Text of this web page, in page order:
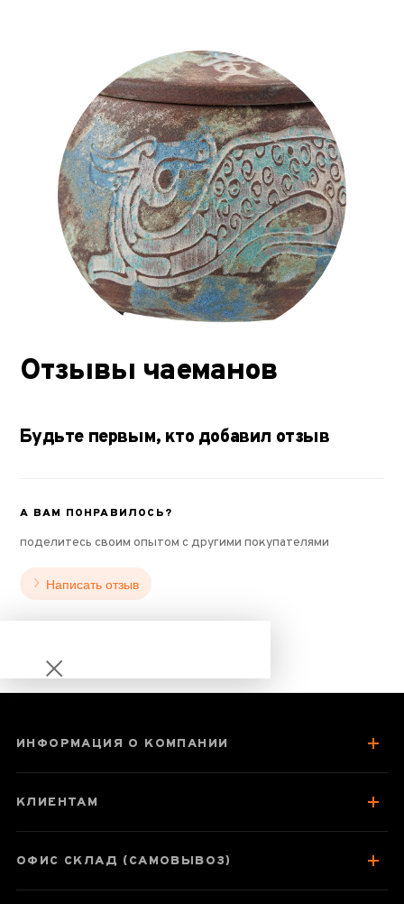
Отзывы чаеманов
Будьте первым, кто добавил отзыв
А ВАМ ПОНРАВИЛОСЬ?
поделитесь своим опытом с другими покупателями
Написать отзыв
Чайник 160 мл
керамика, мастер
ИНФОРМАЦИЯ О КОМПАНИИ
КЛИЕНТАМ
ОФИС СКЛАД (САМОВЫВОЗ)